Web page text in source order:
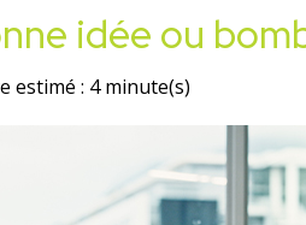
idée ou
estimé : 4 minute(s)